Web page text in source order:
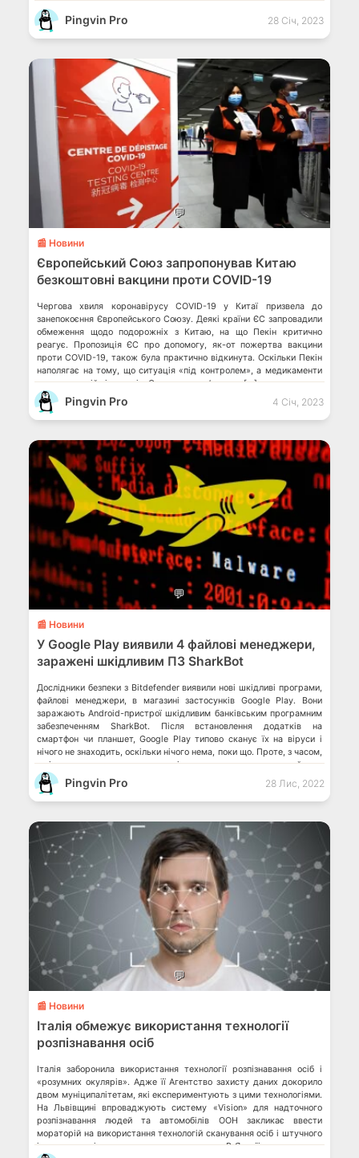
Pingvin Pro 28 Січ, 2023
💬
📰 Новини
Європейський Союз запропонував Китаю
безкоштовні вакцини проти COVID-19
Чергова хвиля коронавірусу COVID-19 у Китаї призвела до
занепокоєння Європейського Союзу. Деякі країни ЄС запровадили
обмеження щодо подорожніх з Китаю, на що Пекін критично
реагує. Пропозиція ЄС про допомогу, як-от пожертва вакцини
проти COVID-19, також була практично відкинута. Оскільки Пекін
наполягає на тому, що ситуація «під контролем», а медикаменти
«є в достатній кількості». Однак, ми памʼятаємо […]
Pingvin Pro 4 Січ, 2023
💬
📰 Новини
У Google Play виявили 4 файлові менеджери,
заражені шкідливим ПЗ SharkBot
Дослідники безпеки з Bitdefender виявили нові шкідливі програми,
файлові менеджери, в магазині застосунків Google Play. Вони
заражають Android-пристрої шкідливим банківським програмним
забезпеченням SharkBot. Після встановлення додатків на
смартфон чи планшет, Google Play типово сканує їх на віруси і
нічого не знаходить, оскільки нічого нема, поки що. Проте, з часом,
з віддаленого сервера починає підвантажуватися зловмисний код.
[…]
Pingvin Pro 28 Лис, 2022
💬
📰 Новини
Італія обмежує використання технології
розпізнавання осіб
Італія заборонила використання технології розпізнавання осіб і
«розумних окулярів». Адже її Агентство захисту даних докорило
двом муніципалітетам, які експериментують з цими технологіями.
На Львівщині впроваджують систему «Vision» для надточного
розпізнавання людей та автомобілів ООН закликає ввести
мораторій на використання технологій сканування осіб і штучного
інтелекту, які загрожують правам людини В Японії працюватиме